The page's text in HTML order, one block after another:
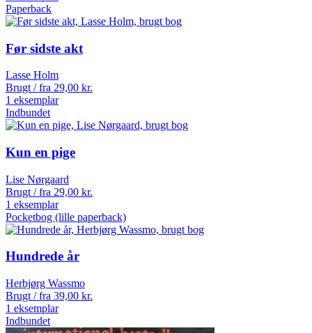
Paperback
Før sidste akt
Lasse Holm
Brugt / fra 29,00 kr.
1 eksemplar
Indbundet
Kun en pige
Lise Nørgaard
Brugt / fra 29,00 kr.
1 eksemplar
Pocketbog (lille paperback)
Hundrede år
Herbjørg Wassmo
Brugt / fra 39,00 kr.
1 eksemplar
Indbundet